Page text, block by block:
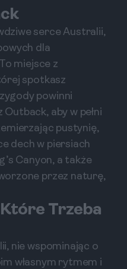
serce Australii,
dla
miejsce z
spotkasz
powinni
aby w pełni
pustynię,
dech w piersiach
Canyon, a także
przez naturę,
Trzeba
nie wspominając o
własnym rytmem i